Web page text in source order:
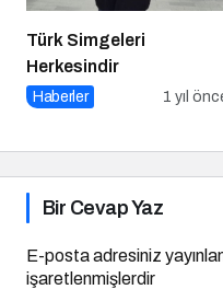
Türk Simgeleri
Herkesindir
Haberler 1 yıl
Bir Cevap Yaz
E-posta adresiniz
işaretlenmişlerdir